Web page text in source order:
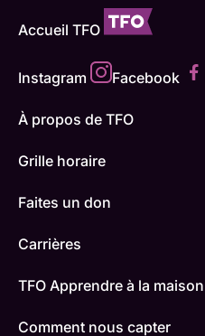
Accueil TFO
Instagram Facebook
À propos de TFO
Grille horaire
Faites un don
Carrières
TFO Apprendre à la maison
Comment nous capter